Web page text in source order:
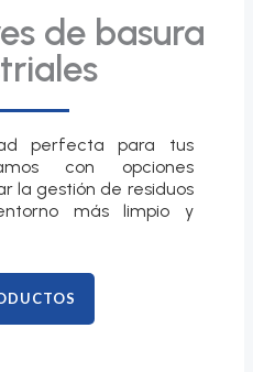
de basura
perfecta para tus
con opciones
la gestión de residuos
más limpio y